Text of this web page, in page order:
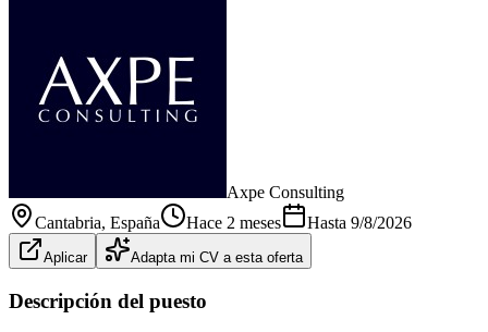
Axpe Consulting
Cantabria, España Hace 2 meses Hasta 9/8/2026
Aplicar Adapta mi CV a esta oferta
Descripción del puesto